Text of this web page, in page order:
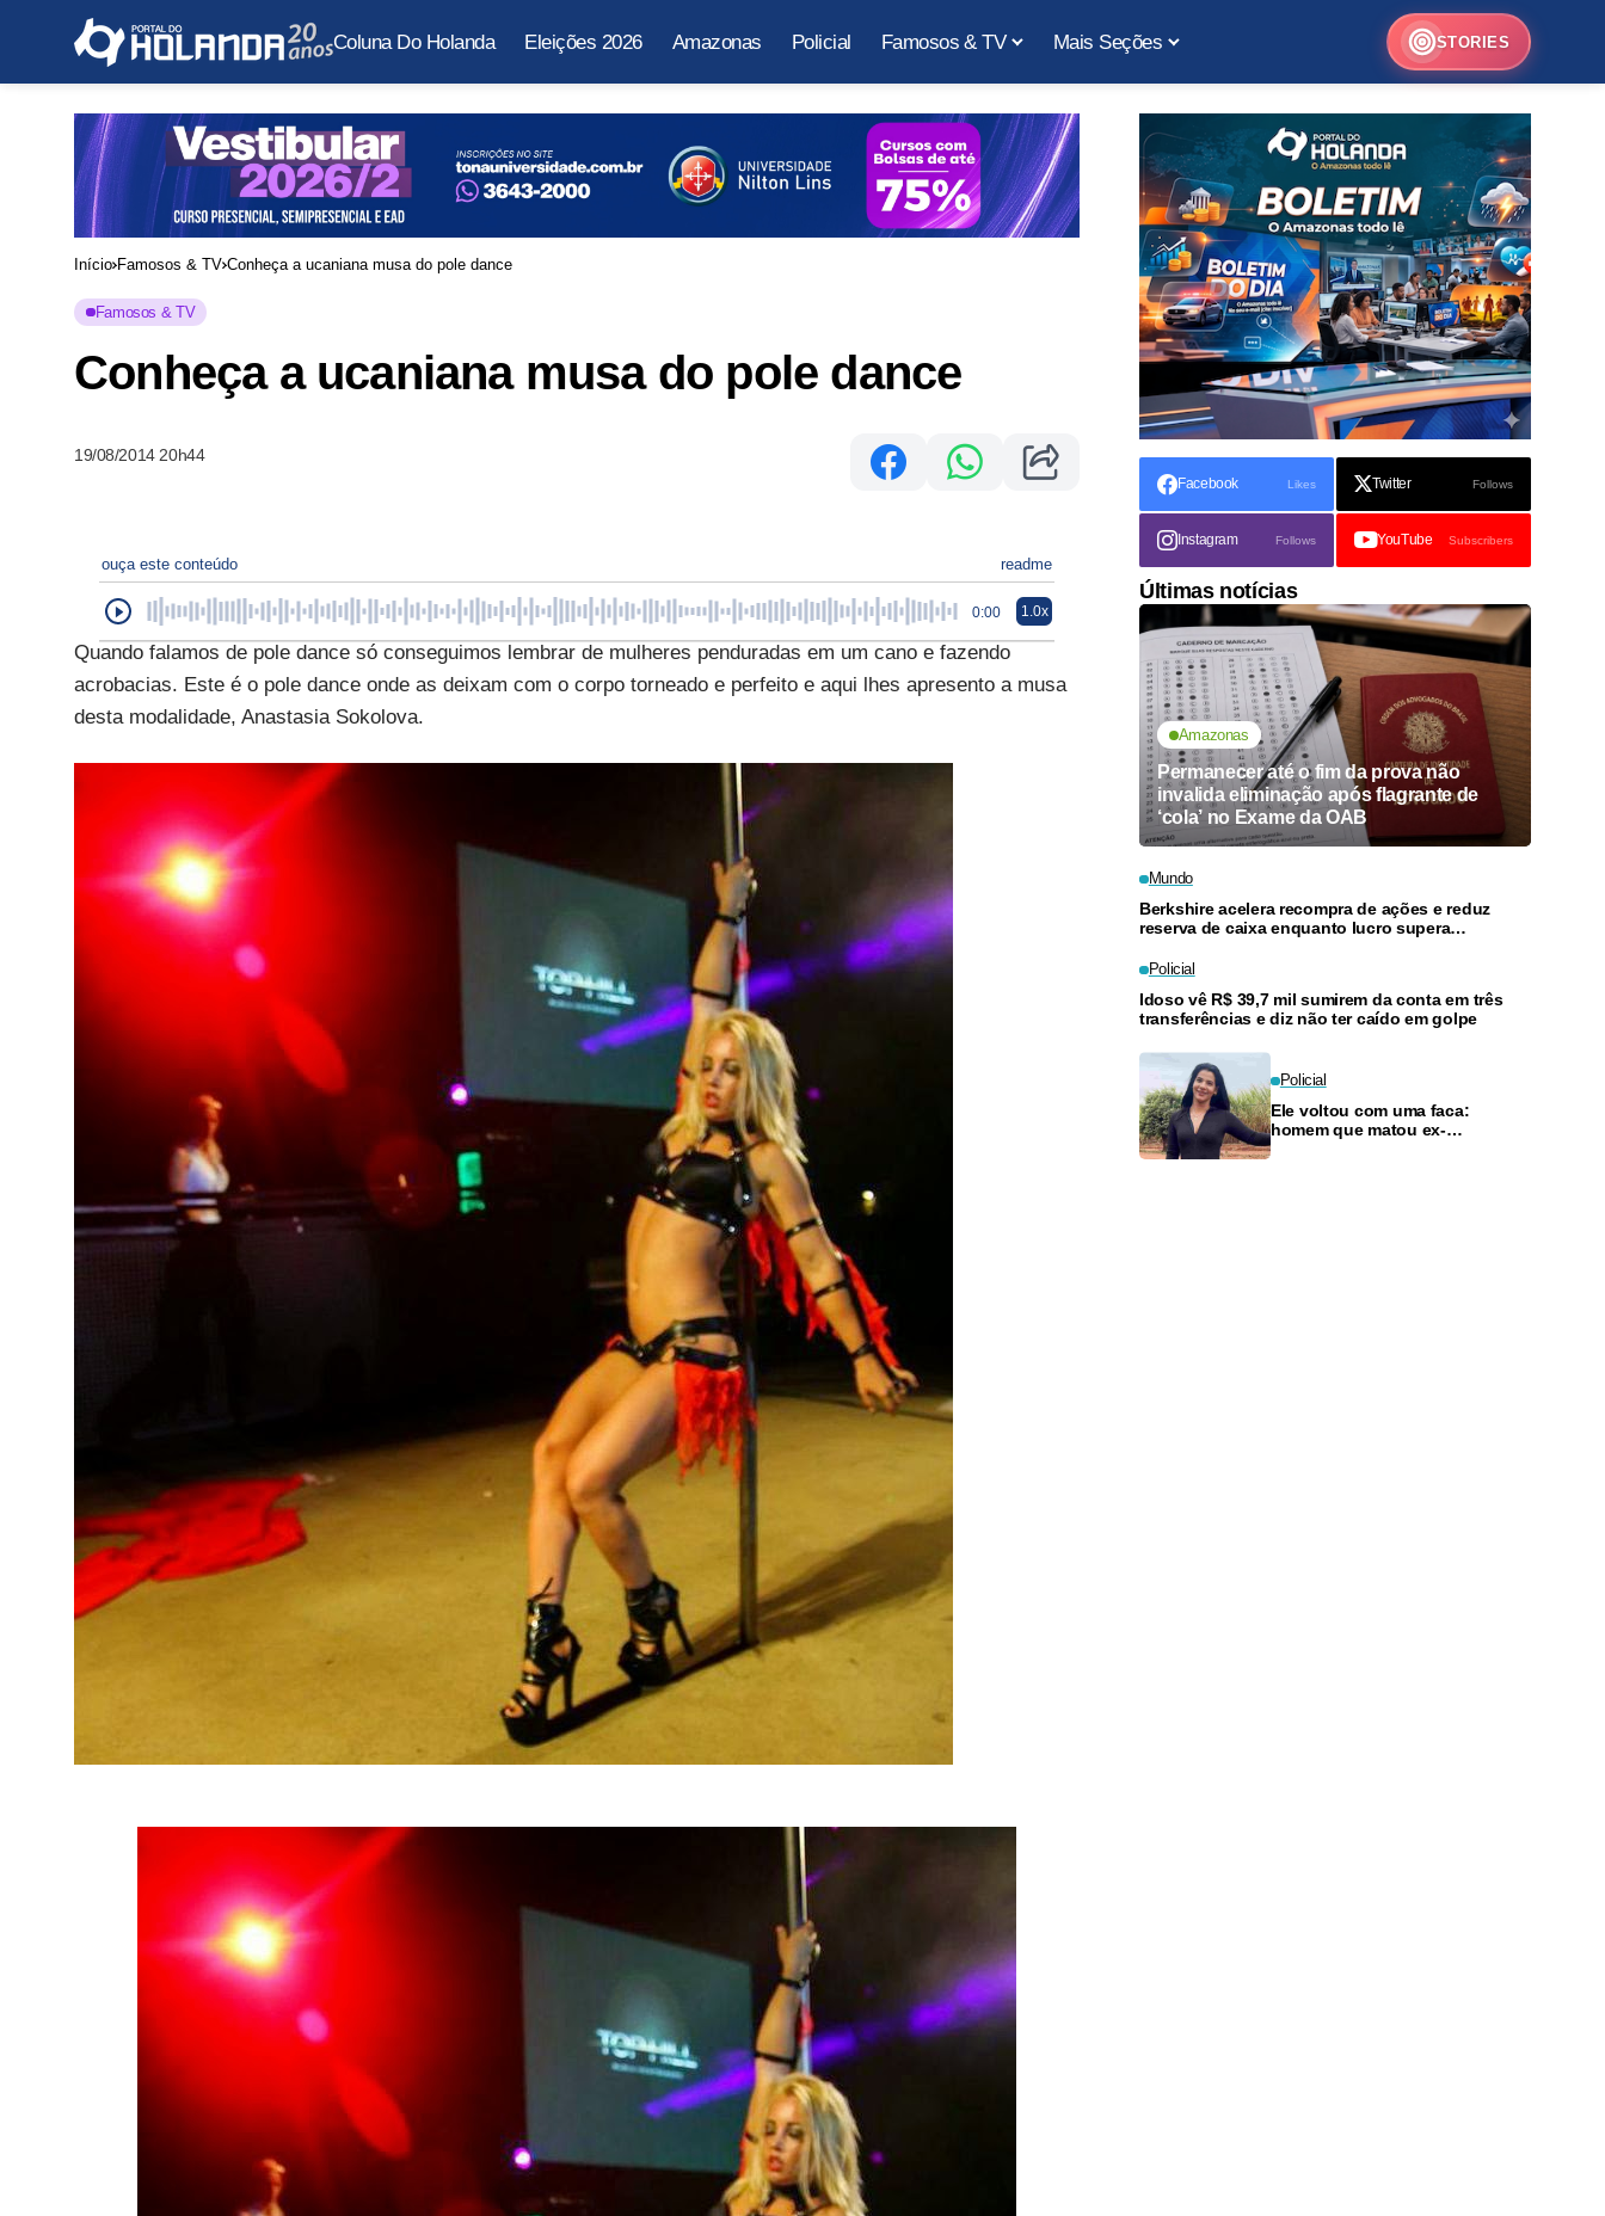
Coluna Do Holanda Eleições 2026 Amazonas Policial Famosos & TV Mais Seções STORIES
Início Famosos & TV Conheça a ucaniana musa do pole dance
Famosos & TV
Conheça a ucaniana musa do pole dance
19/08/2014 20h44
ouça este conteúdo readme
0:00 1.0x
Quando falamos de pole dance só conseguimos lembrar de mulheres penduradas em um cano e fazendo
acrobacias. Este é o pole dance onde as deixam com o corpo torneado e perfeito e aqui lhes apresento a musa
desta modalidade, Anastasia Sokolova.
Facebook Likes Twitter Follows
Instagram Follows YouTube Subscribers
Últimas notícias
Amazonas
Permanecer até o fim da prova não
invalida eliminação após flagrante de
‘cola’ no Exame da OAB
Mundo
Berkshire acelera recompra de ações e reduz
reserva de caixa enquanto lucro supera
Policial
Idoso vê R$ 39,7 mil sumirem da conta em três
transferências e diz não ter caído em golpe
Policial
Ele voltou com uma faca:
homem que matou ex-